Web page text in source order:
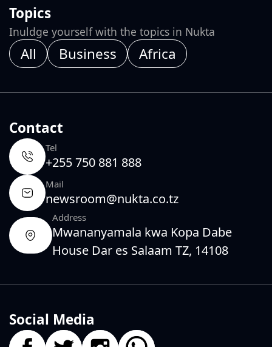
Topics
Inuldge yourself with the topics in Nukta
All Business Africa
Contact
Tel
+255 750 881 888
Mail
newsroom@nukta.co.tz
Address
Mwananyamala kwa Kopa Dabe
House Dar es Salaam TZ, 14108
Social Media